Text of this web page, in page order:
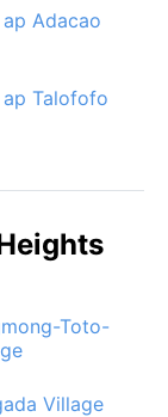
Adacao
Talofofo
Toto-
Village